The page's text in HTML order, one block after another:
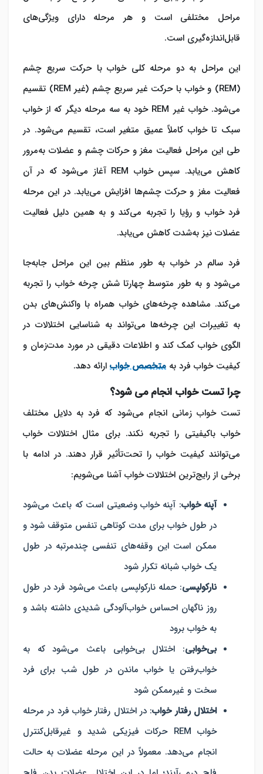
مراحل مختلفی است و هر مرحله دارای ویژگی‌های
قابل‌اندازه‌گیری است.
این مراحل به دو مرحله کلی خواب با حرکت سریع چشم
(REM) و خواب با حرکت غیر سریع چشم (غیر REM) تقسیم
می‌شود. خواب غیر REM خود به سه مرحله دیگر که از خواب
سبک تا خواب کاملاً عمیق متغیر است، تقسیم می‌شود. در
طی این مراحل فعالیت مغز و حرکات چشم و عضلات به‌مرور
کاهش می‌یابد. سپس خواب REM آغاز می‌شود که در آن
فعالیت مغز و حرکت چشم‌ها افزایش می‌یابد. در این مرحله
فرد خواب و رؤیا را تجربه می‌کند و به همین دلیل فعالیت
عضلات نیز به‌شدت کاهش می‌یابد.
فرد سالم در خواب به طور منظم بین این مراحل جابه‌جا
می‌شود و به طور متوسط چهارتا شش چرخه خواب را تجربه
می‌کند. مشاهده چرخه‌های خواب همراه با واکنش‌های بدن
به تغییرات این چرخه‌ها می‌تواند به شناسایی اختلالات در
الگوی خواب کمک کند و اطلاعات دقیقی در مورد مدت‌زمان و
کیفیت خواب فرد به متخصص خواب ارائه دهد.
چرا تست خواب انجام می‌ شود؟
تست خواب زمانی انجام می‌شود که فرد به دلایل مختلف
خواب باکیفیتی را تجربه نکند. برای مثال اختلالات خواب
می‌توانند کیفیت خواب را تحت‌تأثیر قرار دهند. در ادامه با
برخی از رایج‌ترین اختلالات خواب آشنا می‌شویم:
آپنه خواب: آپنه خواب وضعیتی است که باعث می‌شود
در طول خواب برای مدت کوتاهی تنفس متوقف شود و
ممکن است این وقفه‌های تنفسی چندمرتبه در طول
یک خواب شبانه تکرار شود
نارکولپسی: حمله نارکولپسی باعث می‌شود فرد در طول
روز ناگهان احساس خواب‌آلودگی شدیدی داشته باشد و
به خواب برود
بی‌خوابی: اختلال بی‌خوابی باعث می‌شود که به
خواب‌رفتن یا خواب ماندن در طول شب برای فرد
سخت و غیرممکن شود
اختلال رفتار خواب: در اختلال رفتار خواب فرد در مرحله
خواب REM حرکات فیزیکی شدید و غیرقابل‌کنترل
انجام می‌دهد. معمولاً در این مرحله عضلات به حالت